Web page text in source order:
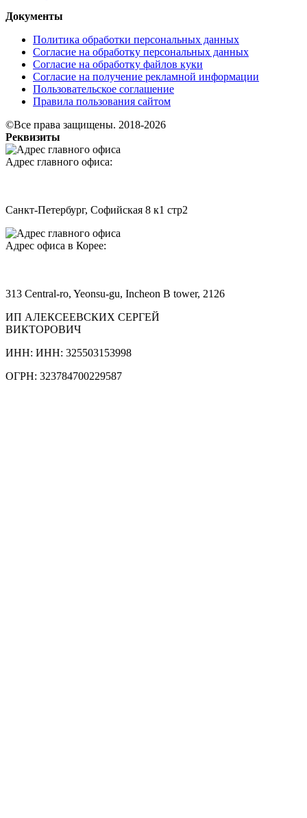
Документы
Политика обработки персональных данных
Согласие на обработку персональных данных
Согласие на обработку файлов куки
Согласие на получение рекламной информации
Пользовательское соглашение
Правила пользования сайтом
©Все права защищены. 2018-2026
Реквизиты
Адрес главного офиса:
Санкт-Петербург, Софийская 8 к1 стр2
Адрес офиса в Корее:
313 Central-ro, Yeonsu-gu, Incheon B tower, 2126
ИП АЛЕКСЕЕВСКИХ СЕРГЕЙ
ВИКТОРОВИЧ
ИНН: ИНН: 325503153998
ОГРН: 323784700229587